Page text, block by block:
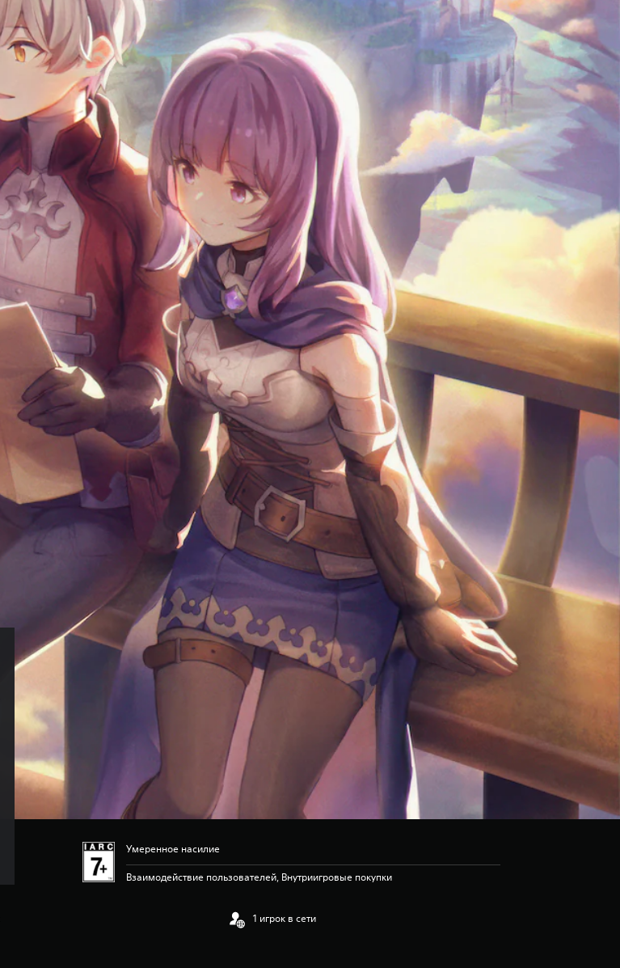
Умеренное насилие
Взаимодействие пользователей, Внутриигровые покупки
1 игрок в сети